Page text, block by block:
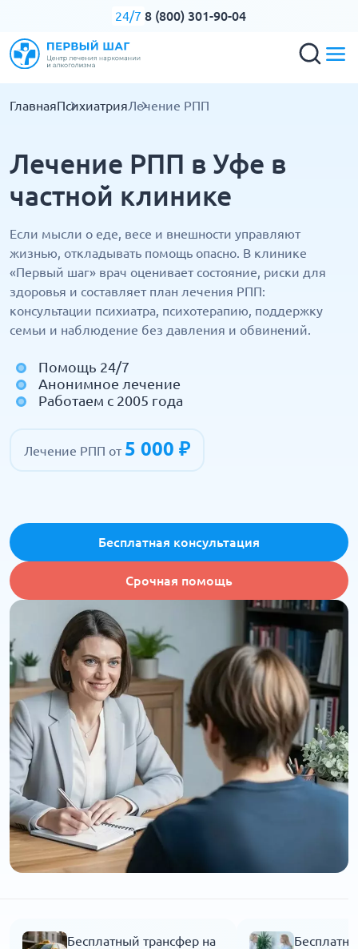
24/7 8 (800) 301-90-04
ГлавнаяПсихиатрияЛечение РПП
Лечение РПП в Уфе в
частной клинике
Если мысли о еде, весе и внешности управляют
жизнью, откладывать помощь опасно. В клинике
«Первый шаг» врач оценивает состояние, риски для
здоровья и составляет план лечения РПП:
консультации психиатра, психотерапию, поддержку
семьи и наблюдение без давления и обвинений.
Помощь 24/7
Анонимное лечение
Работаем с 2005 года
Лечение РПП от 5 000 ₽
Бесплатная консультация
Срочная помощь
Бесплатный трансфер на